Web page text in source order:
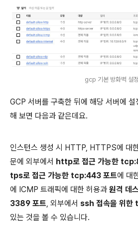
gcp 기본 방화벽 설정
GCP 서버를 구축한 뒤에 해당 서버에 설
해 보면 다음과 같은데요.
인스턴스 생성 시 HTTP, HTTPS에 대
문에 외부에서 http로 접근 가능한
tps로 접근 가능한 tcp:443 포트에 대
에 ICMP 트래픽에 대한 허용과 원격 데
3389 포트, 외부에서 ssh 접속을 위한
있는 것을 볼 수 있습니다.